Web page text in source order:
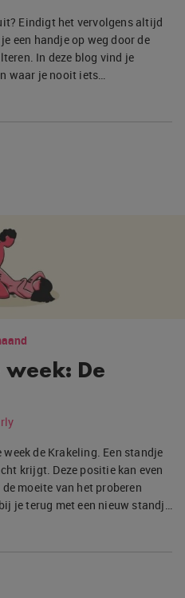
Eindigt het vervolgens altijd
een handje op weg door de
In deze blog vind je
waar je nooit iets…
De
de Krakeling. Een standje
krijgt. Deze positie kan even
moeite van het proberen
je terug met een nieuw standj…